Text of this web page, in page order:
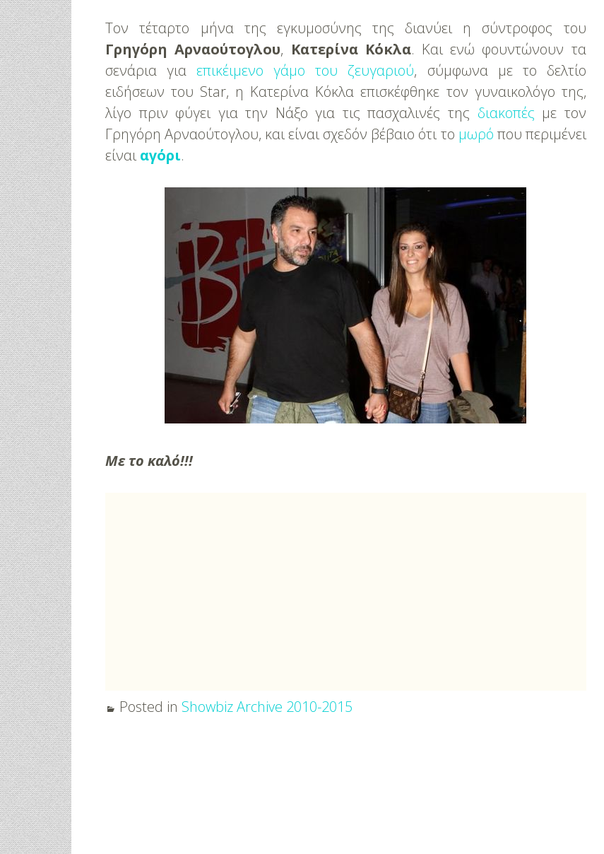
Τον τέταρτο μήνα της εγκυμοσύνης της διανύει η σύντροφος του
Γρηγόρη Αρναούτογλου, Κατερίνα Κόκλα. Και ενώ φουντώνουν τα
σενάρια για επικέιμενο γάμο του ζευγαριού, σύμφωνα με το δελτίο
ειδήσεων του Star, η Κατερίνα Κόκλα επισκέφθηκε τον γυναικολόγο της,
λίγο πριν φύγει για την Νάξο για τις πασχαλινές της διακοπές με τον
Γρηγόρη Αρναούτογλου, και είναι σχεδόν βέβαιο ότι το μωρόπου περιμένει
είναι αγόρι.
Με το καλό!!!
Posted in Showbiz Archive 2010-2015